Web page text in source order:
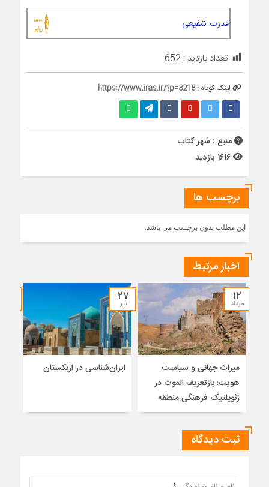
قدرت شفیعی
تعداد بازدید : 652
لینک کوتاه :https://www.iras.ir/?p=3218
منبع : شهر کتاب
برچسب ها
این مطلب بدون برچسب می باشد.
اخبار مرتبط
۱۲
مرداد
میراث جهانی و سیاست
هویت؛ بازتعریف الموت در
ژئوپلتیک فرهنگی منطقه
۲۷
تیر
ایران‌شناسی در ازبکستان
ثبت دیدگاه